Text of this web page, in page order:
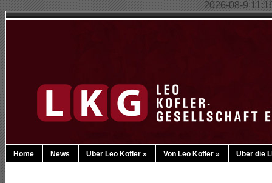
2026-08-9
Home News Über Leo Kofler » Von Leo Kofler » Über die